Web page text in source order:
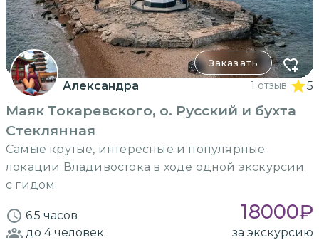
Заказать
Александра 1 отзыв 5
Маяк Токаревского, о. Русский и бухта
Стеклянная
Самые крутые, интересные и популярные
локации Владивостока в ходе одной экскурсии
с гидом
6.5 часов 18000₽
до 4человек за экскурсию